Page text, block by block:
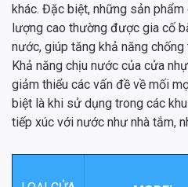
khác. Đặc biệt, những sản
lượng cao thường được gia cố
nước, giúp tăng khả năng
Khả năng chịu nước của cửa
giảm thiểu các vấn đề về mối
biệt là khi sử dụng trong các
tiếp xúc với nước như nhà tắm,